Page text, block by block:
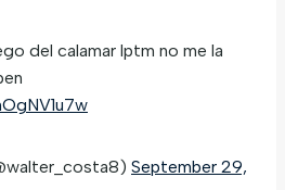
del calamar lptm no me la
September 29,